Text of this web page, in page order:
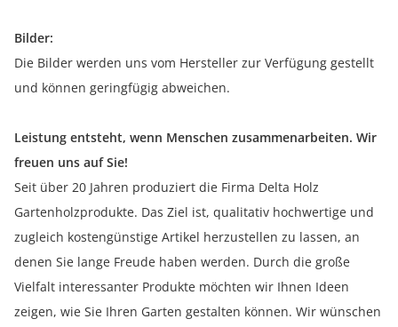
Bilder:
Die Bilder werden uns vom Hersteller zur Verfügung gestellt
und können geringfügig abweichen.
Leistung entsteht, wenn Menschen zusammenarbeiten. Wir
freuen uns auf Sie!
Seit über 20 Jahren produziert die Firma Delta Holz
Gartenholzprodukte. Das Ziel ist, qualitativ hochwertige und
zugleich kostengünstige Artikel herzustellen zu lassen, an
denen Sie lange Freude haben werden. Durch die große
Vielfalt interessanter Produkte möchten wir Ihnen Ideen
zeigen, wie Sie Ihren Garten gestalten können. Wir wünschen